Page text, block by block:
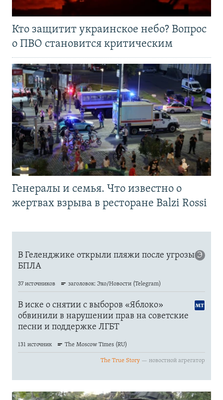
Кто защитит украинское небо? Вопрос
о ПВО становится критическим
Генералы и семья. Что известно о
жертвах взрыва в ресторане Balzi Rossi